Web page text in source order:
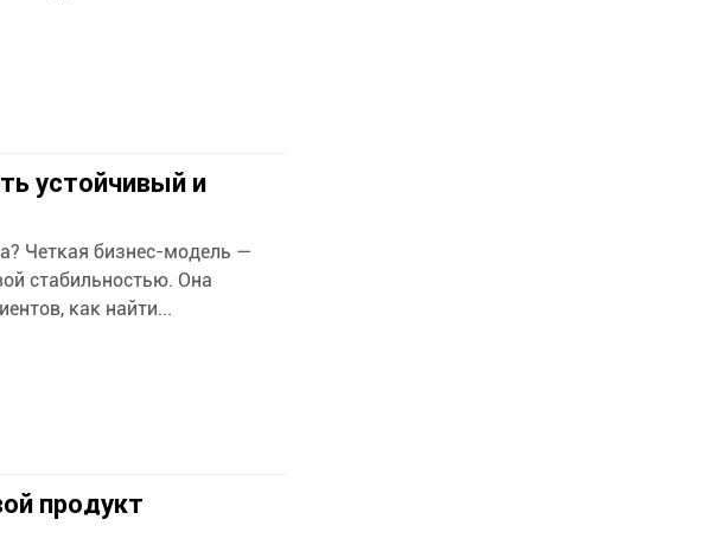
устойчивый и
Четкая бизнес-модель —
стабильностью. Она
как найти...
продукт